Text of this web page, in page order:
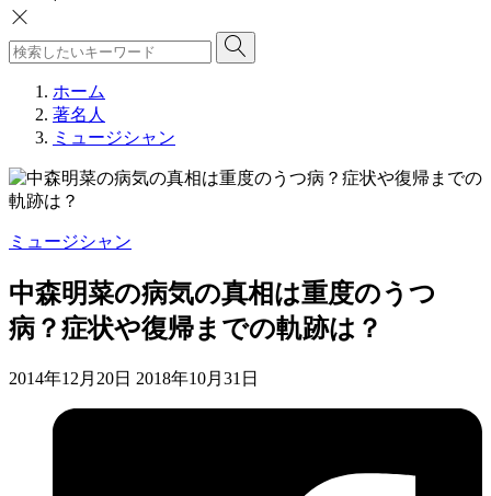
ホーム
著名人
ミュージシャン
ミュージシャン
中森明菜の病気の真相は重度のうつ
病？症状や復帰までの軌跡は？
2014年12月20日 2018年10月31日